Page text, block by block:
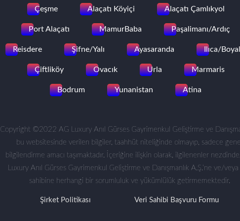
Çeşme Alaçatı Köyiçi Alaçatı Çamlıkyol
Port Alaçatı MamurBaba Paşalimanı/Ardıç
Reisdere Şifne/Yalı Ayasaranda Ilıca/
Çiftliköy Ovacık Urla Marmaris
Bodrum Yunanistan Atina
Copyright ©2022 AG Luxury Anıl Gürses Gayrimenkul Geliştirme ve
bu websitesinde verilen bilgiler, taahhüt niteliğinde olmayıp, sadece genel
bilgilendirme amacı taşımaktadır. İçeriğine ilişkin olarak, ilgilenenler
Luxury Anıl Gürses Gayrimenkul Geliştirme ve Danışmanlık A.Ş.’ne ve/veya
sahibine herhangi bir sorumluluk ve yükümlülük getirmemektedir.
Şirket Politikası Veri Sahibi Başvuru Formu